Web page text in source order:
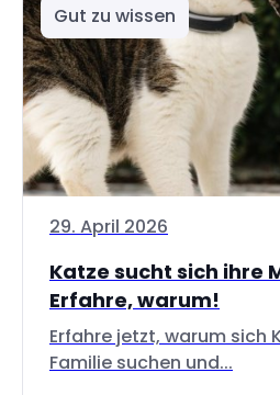
Gut zu wissen
29. April 2026
Katze sucht sich ihre
Erfahre, warum!
Erfahre jetzt, warum sich
Familie suchen und...